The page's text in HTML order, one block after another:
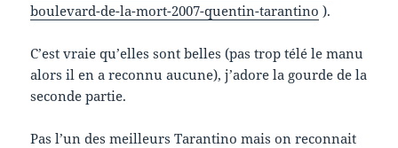
boulevard-de-la-mort-2007-quentin-tarantino ).
C’est vraie qu’elles sont belles (pas trop télé le manu
alors il en a reconnu aucune), j’adore la gourde de la
seconde partie.
Pas l’un des meilleurs Tarantino mais on reconnait